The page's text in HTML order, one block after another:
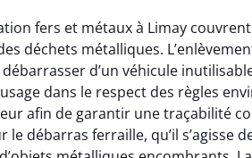
fers et métaux à Limay couvrent
déchets métalliques.
d’un véhicule
dans le respect des règles
afin de garantir une traçabilité
débarras ferraille, qu’il s’agisse
Aurélie Bonnet